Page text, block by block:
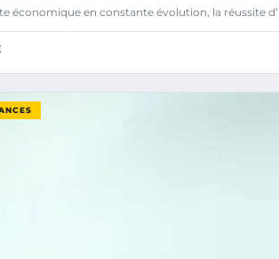
économique en constante évolution, la réussite